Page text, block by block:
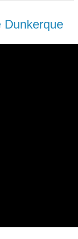
Dunkerque